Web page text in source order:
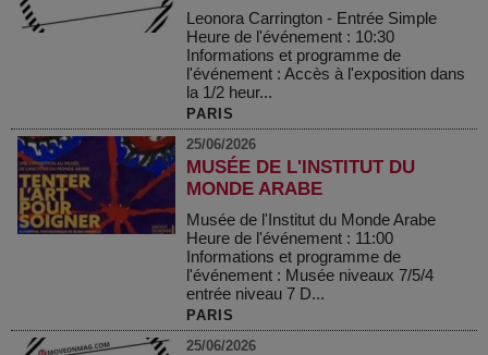
Leonora Carrington - Entrée Simple
Heure de l'événement : 10:30
Informations et programme de
l'événement : Accès à l'exposition dans
la 1/2 heur...
PARIS
25/06/2026
MUSÉE DE L'INSTITUT DU
MONDE ARABE
Musée de l'Institut du Monde Arabe
Heure de l'événement : 11:00
Informations et programme de
l'événement : Musée niveaux 7/5/4
entrée niveau 7 D...
PARIS
25/06/2026